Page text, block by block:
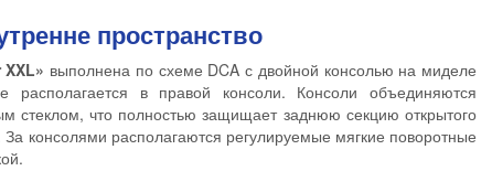
пространство
выполнена по схеме DCA с двойной консолью на миделе
располагается в правой консоли. Консоли объединяются
стеклом, что полностью защищает заднюю секцию открытого
За консолями располагаются регулируемые мягкие поворотные